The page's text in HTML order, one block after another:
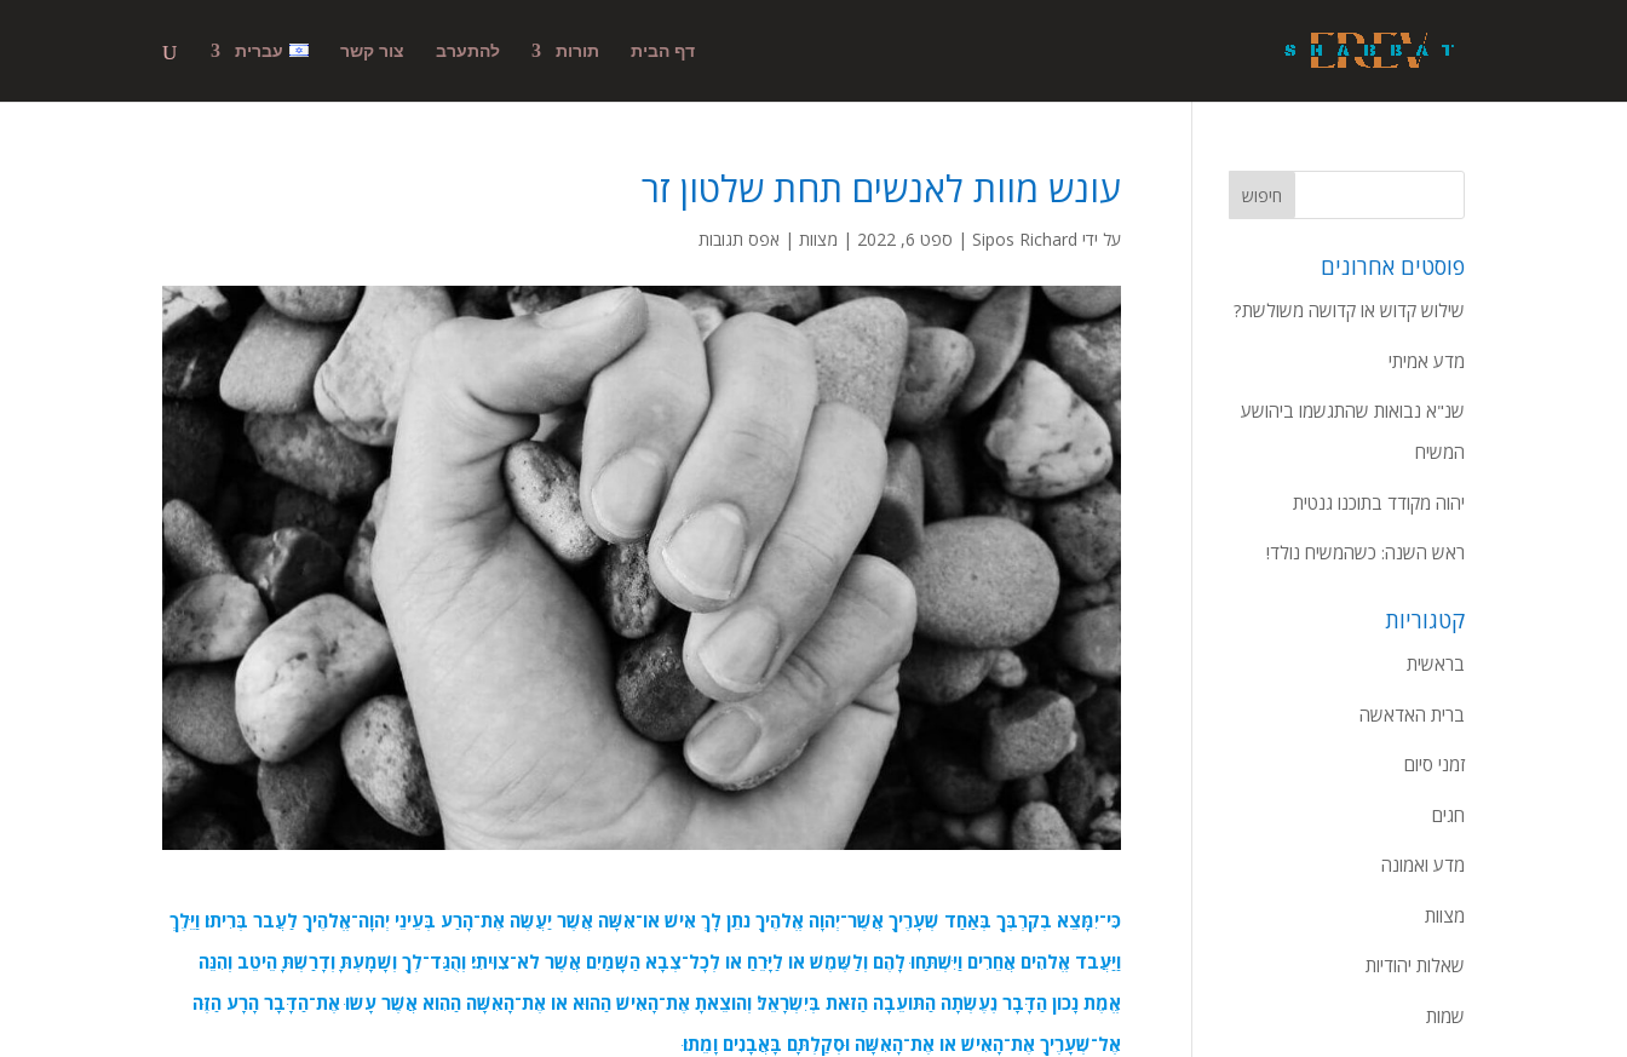
דף הבית תורות להתערב צור קשר עברית
עונש מוות לאנשים תחת שלטון זר
על ידי Sipos Richard
| ספט 6, 2022 | מצוות| אפס תגובות
כִּי־יִמָּצֵא בְקִרְבְּךָ בְּאַחַד שְׁעָרֶיךָ אֲשֶׁר־יְהוָה אֱלֹהֶיךָ נֹתֵן לָךְ אִישׁ אוֹ־אִשָּׁה אֲשֶׁר יַעֲשֶׂה אֶת־הָרַע בְּעֵינֵי יְהוָה־אֱלֹהֶיךָ לַעֲבֹר בְּרִיתוֹ׃ וַיֵּלֶךְ
וַיַּעֲבֹד אֱלֹהִים אֲחֵרִים וַיִּשְׁתַּחוּ לָהֶם וְלַשֶּׁמֶשׁ אוֹ לַיָּרֵחַ אוֹ לְכָל־צְבָא הַשָּׁמַיִם אֲשֶׁר לֹא־צִוִּיתִי׃ וְהֻגַּד־לְךָ וְשָׁמָעְתָּ וְדָרַשְׁתָּ הֵיטֵב וְהִנֵּה
אֱמֶת נָכוֹן הַדָּבָר נֶעֶשְׂתָה הַתּוֹעֵבָה הַזֹּאת בְּיִשְׂרָאֵל׃ וְהוֹצֵאתָ אֶת־הָאִישׁ הַהוּא אוֹ אֶת־הָאִשָּׁה הַהִוא אֲשֶׁר עָשׂוּ אֶת־הַדָּבָר הָרָע הַזֶּה
אֶל־שְׁעָרֶיךָ אֶת־הָאִישׁ אוֹ אֶת־הָאִשָּׁה וּסְקַלְתָּם בָּאֲבָנִים וָמֵתוּ׃
פוסטים אחרונים
שילוש קדוש או קדושה משולשת?
מדע אמיתי
שנ"א נבואות שהתגשמו ביהושע
המשיח
יהוה מקודד בתוכנו גנטית
ראש השנה: כשהמשיח נולד!
קטגוריות
בראשית
ברית האדאשה
זמני סיום
חגים
מדע ואמונה
מצוות
שאלות יהודיות
שמות